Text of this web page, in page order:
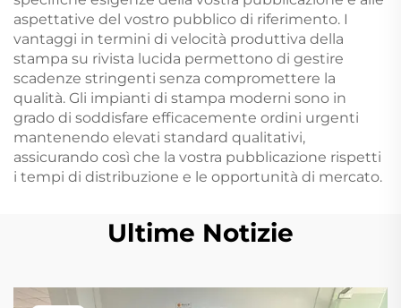
aspettative del vostro pubblico di riferimento. I
vantaggi in termini di velocità produttiva della
stampa su rivista lucida permettono di gestire
scadenze stringenti senza compromettere la
qualità. Gli impianti di stampa moderni sono in
grado di soddisfare efficacemente ordini urgenti
mantenendo elevati standard qualitativi,
assicurando così che la vostra pubblicazione rispetti
i tempi di distribuzione e le opportunità di mercato.
Ultime Notizie